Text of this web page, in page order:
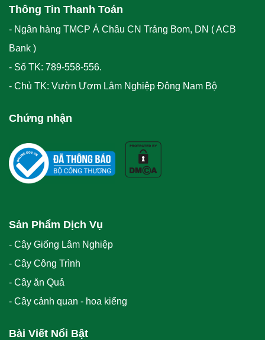
Thông Tin Thanh Toán
- Ngân hàng TMCP Á Châu CN Trảng Bom, DN ( ACB
Bank )
- Số TK: 789-558-556.
- Chủ TK: Vườn Ươm Lâm Nghiệp Đông Nam Bộ
Chứng nhận
Sản Phẩm Dịch Vụ
- Cây Giống Lâm Nghiệp
- Cây Công Trình
- Cây ăn Quả
- Cây cảnh quan - hoa kiểng
Bài Viết Nổi Bật